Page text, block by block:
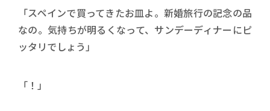
「スペインで買ってきたお皿よ。新婚旅行の記念の品
なの。気持ちが明るくなって、サンデーディナーにピ
ッタリでしょう」
「！」